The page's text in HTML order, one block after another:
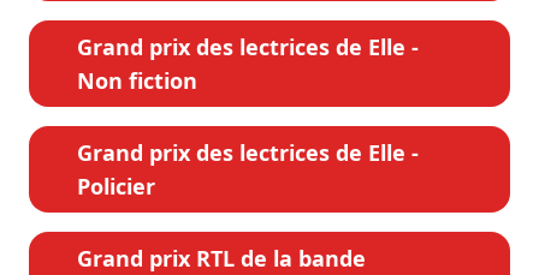
Grand prix des lectrices de Elle -
Non fiction
Grand prix des lectrices de Elle -
Policier
Grand prix RTL de la bande